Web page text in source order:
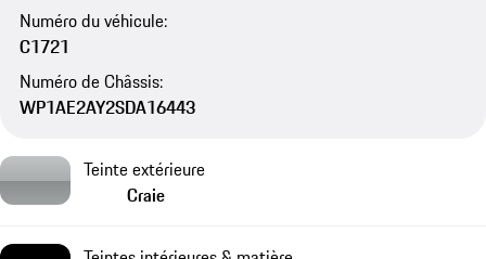
Numéro du véhicule:
C1721
Numéro de Châssis:
WP1AE2AY2SDA16443
Teinte extérieure
Craie